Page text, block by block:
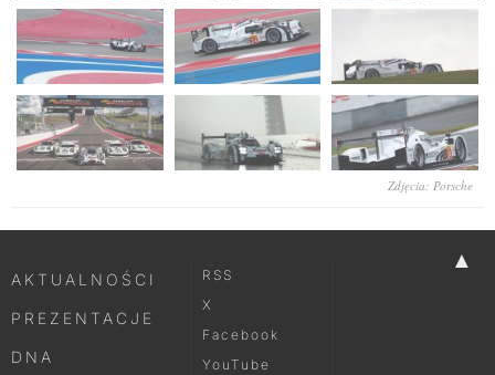
Zdjęcia: Porsche
▲
AKTUALNOŚCI
PREZENTACJE
DNA
RSS
X
Facebook
YouTube